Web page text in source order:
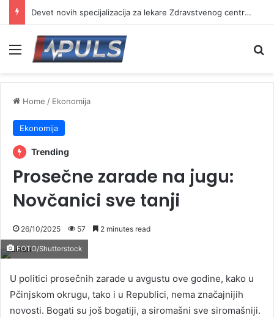
Devet novih specijalizacija za lekare Zdravstvenog centra Vranje
Menu
Home / Ekonomija
Ekonomija
Trending
Prosečne zarade na jugu:
Novčanici sve tanji
26/10/2025 57 2 minutes read
FOTO/Shutterstock
U politici prosečnih zarade u avgustu ove godine, kako u
Pčinjskom okrugu, tako i u Republici, nema značajnijih
novosti. Bogati su još bogatiji, a siromašni sve siromašniji.